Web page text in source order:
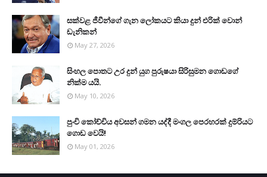
සක්වළ ජීවීන්ගේ ගැන ලෝකයට කියා දුන් එරික් වොන්
ඩැනිකන්
May 27, 2026
සිංහල පොතට උර දුන් යුග පුරුෂයා සිරිසුමන ගොඩගේ
නික්ම යයි.
May 10, 2026
පුංචි කෝච්චිය අවසන් ගමන යද්දී මංගල පෙරහරක් දුම්රියට
ගොඩ වෙයි!
May 01, 2026